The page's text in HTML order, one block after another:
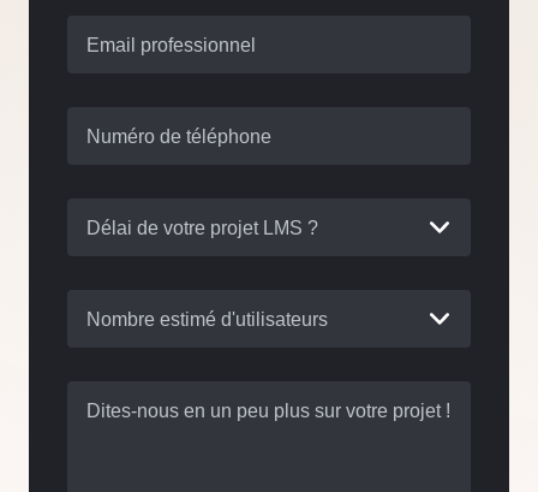
Email professionnel
Numéro de téléphone
Délai de votre projet LMS ?
Nombre estimé d'utilisateurs
Dites-nous en un peu plus sur votre projet !